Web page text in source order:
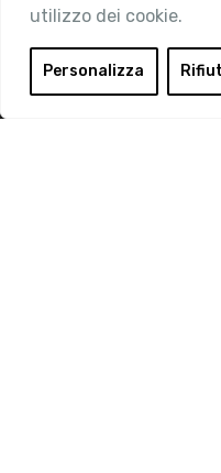
utilizzo dei cookie.
Personalizza
Area Riservata
Login
Diventa Socio